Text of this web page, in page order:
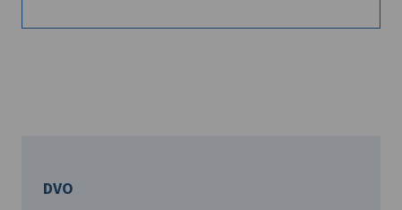
DVO